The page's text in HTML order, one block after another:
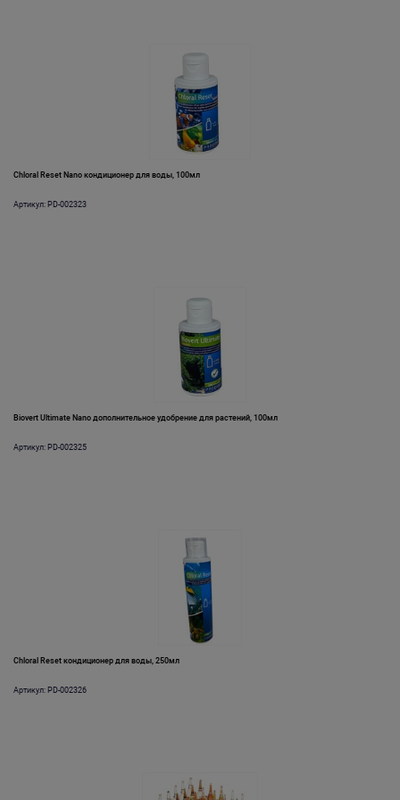
Chloral Reset Nano кондиционер для воды, 100мл
Артикул: PD-002323
Biovert Ultimate Nano дополнительное удобрение для растений, 100мл
Артикул: PD-002325
Chloral Reset кондиционер для воды, 250мл
Артикул: PD-002326